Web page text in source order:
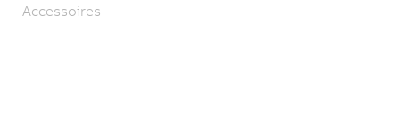
Accessoires